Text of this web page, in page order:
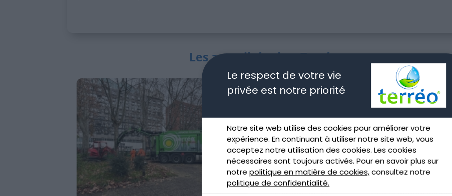
Le respect de votre vie
privée est notre priorité
Notre site web utilise des cookies pour améliorer votre
expérience. En continuant à utiliser notre site web, vous
acceptez notre utilisation des cookies. Les cookies
nécessaires sont toujours activés. Pour en savoir plus sur
notrepolitique en matière de cookies,consultez notre
politique de confidentialité.
Les actualités chez Terréo
Terrassement par
aspiration et
Assainissement non